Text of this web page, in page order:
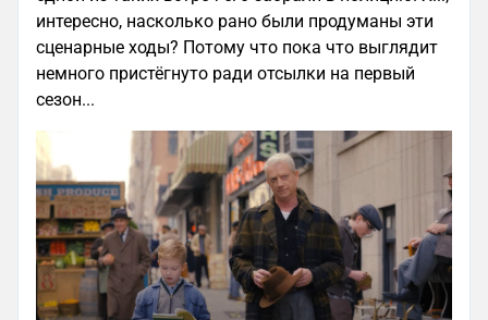
интересно, насколько рано были продуманы эти
сценарные ходы? Потому что пока что выглядит
немного пристёгнуто ради отсылки на первый
сезон...